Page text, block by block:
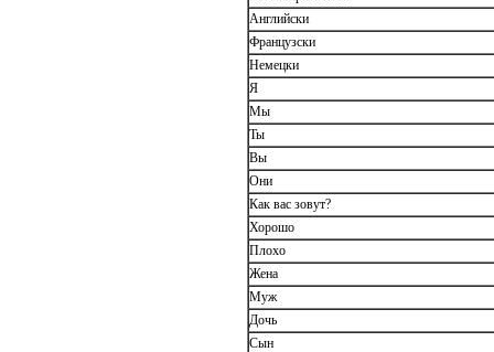
Английски
Французски
Немецки
Я
Мы
Ты
Вы
Они
Как вас зовут?
Хорошо
Плохо
Жена
Муж
Дочь
Сын